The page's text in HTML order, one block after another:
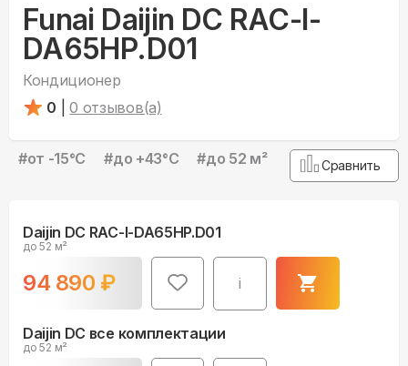
Funai Daijin DC RAC-I-
DA65HP.D01
Кондиционер
0
0 отзывов(а)
#от -15°С #до +43°С #до 52 м² Сравнить
Daijin DC RAC-I-DA65HP.D01
до 52 м²
94 890 ₽ i
Daijin DC все комплектации
до 52 м²